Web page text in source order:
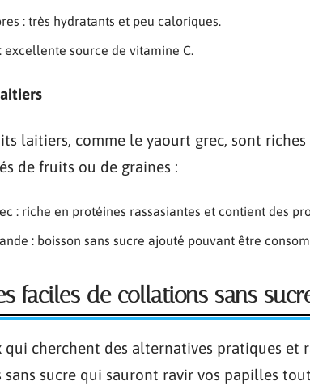
: très hydratants et peu caloriques.
excellente source de vitamine C.
laitiers, comme le yaourt grec, sont
de fruits ou de graines :
: riche en protéines rassasiantes et contient des
: boisson sans sucre ajouté pouvant être
faciles de collations sans
qui cherchent des alternatives pratiques et
sucre qui sauront ravir vos papilles